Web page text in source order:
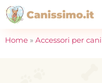
Home » Accessori per cani